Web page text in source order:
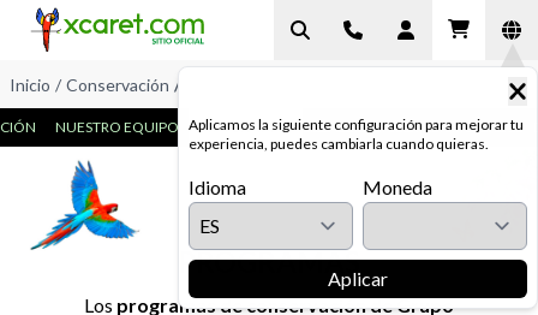
Aplicamos la siguiente configuración para mejorar tu
experiencia, puedes cambiarla cuando quieras.
Idioma Moneda
Aplicar
Inicio / Conservación /
NUESTRO EQUIPO PROGRAMAS ESPECIES CERTIFICACIONES
PROGRAMAS
Los programas de conservación de Grupo